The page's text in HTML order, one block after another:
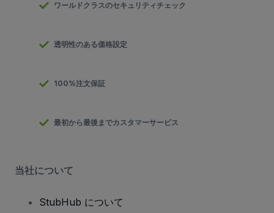
ワールドクラスのセキュリティチェック
透明性のある価格設定
100%注文保証
最初から最後までカスタマーサービス
当社について
StubHub について